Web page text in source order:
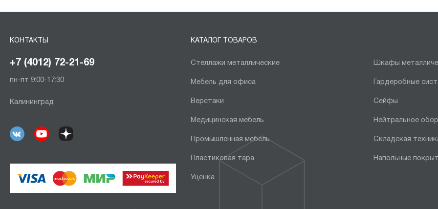
КОНТАКТЫ
+7 (4012) 72-21-69
пн-пт 9:00-17:30
Калининград
КАТАЛОГ ТОВАРОВ
Стеллажи металлические Шкафы
Мебель для офиса Гардеробные
Верстаки Сейфы
Медицинская мебель Нейтральное
Промышленная мебель Складская
Пластиковая тара Напольные
Уценка